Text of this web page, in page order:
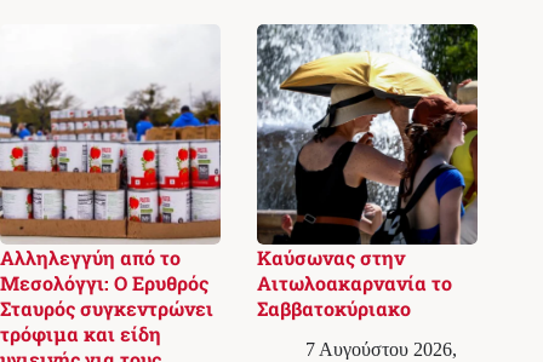
Αλληλεγγύη από το
Μεσολόγγι: Ο Ερυθρός
Σταυρός συγκεντρώνει
τρόφιμα και είδη
Καύσωνας στην
Αιτωλοακαρνανία το
Σαββατοκύριακο
7 Αυγούστου 2026,